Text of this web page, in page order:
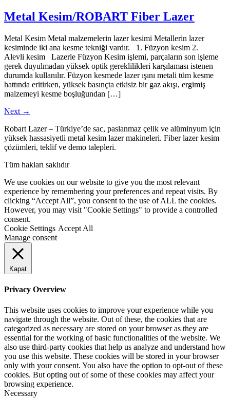
Metal Kesim/ROBART Fiber Lazer
Metal Kesim Metal malzemelerin lazer kesimi Metallerin lazer
kesiminde iki ana kesme tekniği vardır. 1. Füzyon kesim 2.
Alevli kesim Lazerle Füzyon Kesim işlemi, parçaların son işleme
gerek duyulmadan yüksek optik gereklilikleri karşılaması istenen
durumda kullanılır. Füzyon kesmede lazer ışını metali tüm kesme
hattında eritirken, yüksek basınçta etkisiz bir gaz akışı, ergimiş
malzemeyi kesme boşluğundan […]
Next →
Robart Lazer – Türkiye’de sac, paslanmaz çelik ve alüminyum için
yüksek hassasiyetli metal kesim lazer makineleri. Fiber lazer kesim
çözümleri, teklif ve demo talepleri.
Tüm hakları saklıdır
We use cookies on our website to give you the most relevant
experience by remembering your preferences and repeat visits. By
clicking “Accept All”, you consent to the use of ALL the cookies.
However, you may visit "Cookie Settings" to provide a controlled
consent.
Cookie Settings Accept All
Manage consent
Kapat
Privacy Overview
This website uses cookies to improve your experience while you
navigate through the website. Out of these, the cookies that are
categorized as necessary are stored on your browser as they are
essential for the working of basic functionalities of the website. We
also use third-party cookies that help us analyze and understand how
you use this website. These cookies will be stored in your browser
only with your consent. You also have the option to opt-out of these
cookies. But opting out of some of these cookies may affect your
browsing experience.
Necessary